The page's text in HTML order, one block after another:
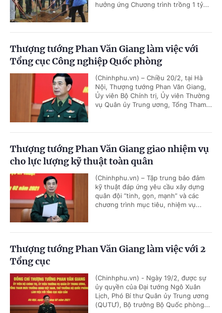
hưởng ứng Chương trình trồng 1 tỷ...
Thượng tướng Phan Văn Giang làm việc với
Tổng cục Công nghiệp Quốc phòng
(Chinhphu.vn) – Chiều 20/2, tại Hà
Nội, Thượng tướng Phan Văn Giang,
Ủy viên Bộ Chính trị, Ủy viên Thường
vụ Quân ủy Trung ương, Tổng Tham...
Thượng tướng Phan Văn Giang giao nhiệm vụ
cho lực lượng kỹ thuật toàn quân
(Chinhphu.vn) – Tập trung bảo đảm
kỹ thuật đáp ứng yêu cầu xây dựng
quân đội “tinh, gọn, mạnh” và các
chương trình mục tiêu, nhiệm vụ...
Thượng tướng Phan Văn Giang làm việc với 2
Tổng cục
(Chinhphu.vn) - Ngày 19/2, được sự
ủy quyền của Đại tướng Ngô Xuân
Lịch, Phó Bí thư Quân ủy Trung ương
(QUTƯ), Bộ trưởng Bộ Quốc phòng...